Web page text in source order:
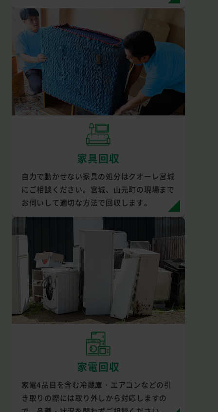
家具回収
自力で動かせない家具の処分はクオーレ宮城
にご相談ください。宮城、山元町の現場まで
お伺いして適切な方法で回収します。
家電回収
家電4品目を含む冷蔵庫・エアコンなどの引
き取りの際には取り外しから対応しますの